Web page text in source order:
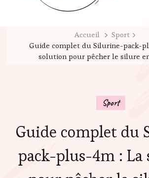
Accueil
Sport
Guide complet du Silurine-pack-
solution pour pêcher le silure
Sport
Guide complet du
pack-plus-4m :